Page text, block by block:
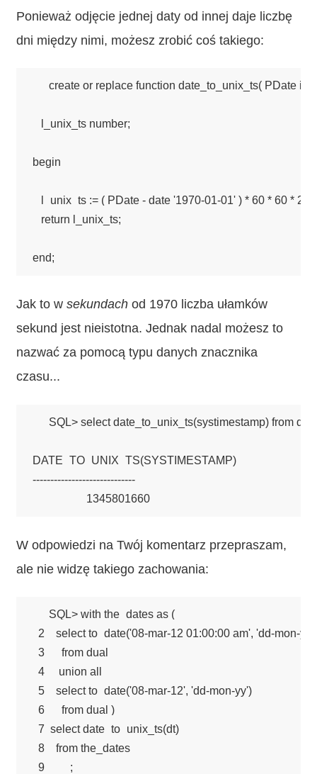
Ponieważ odjęcie jednej daty od innej daje liczbę
dni między nimi, możesz zrobić coś takiego:
create or replace function date_to_unix_ts( PDate in
   l_unix_ts number;
begin
   l_unix_ts := ( PDate - date '1970-01-01' ) * 60 * 60 * 24;
   return l_unix_ts;
Jak to w sekundachod 1970 liczba ułamków
sekund jest nieistotna. Jednak nadal możesz to
nazwać za pomocą typu danych znacznika
czasu...
SQL> select date_to_unix_ts(systimestamp) from
DATE_TO_UNIX_TS(SYSTIMESTAMP)
-----------------------------
                   1345801660
W odpowiedzi na Twój komentarz przepraszam,
ale nie widzę takiego zachowania:
SQL> with the_dates as (
2    select to_date('08-mar-12 01:00:00 am', 'dd-mon-yy
  3      from dual
  4     union all
  5    select to_date('08-mar-12', 'dd-mon-yy')
  6      from dual )
  7  select date_to_unix_ts(dt)
  8    from the_dates
  9         ;